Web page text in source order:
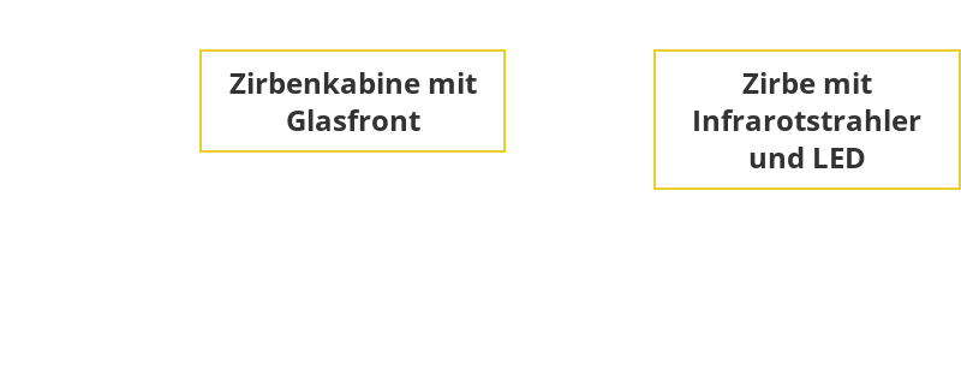
Zirbenkabine mit
Glasfront
Zirbe mit
Infrarotstrahler
und LED